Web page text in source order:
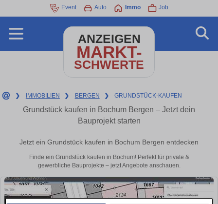
Event Auto Immo Job
ANZEIGEN
MARKT-
SCHWERTE
❯ IMMOBILIEN ❯ BERGEN ❯ GRUNDSTÜCK-KAUFEN
Grundstück kaufen in Bochum Bergen – Jetzt dein
Bauprojekt starten
Jetzt ein Grundstück kaufen in Bochum Bergen entdecken
Finde ein Grundstück kaufen in Bochum! Perfekt für private &
gewerbliche Bauprojekte – jetzt Angebote anschauen.